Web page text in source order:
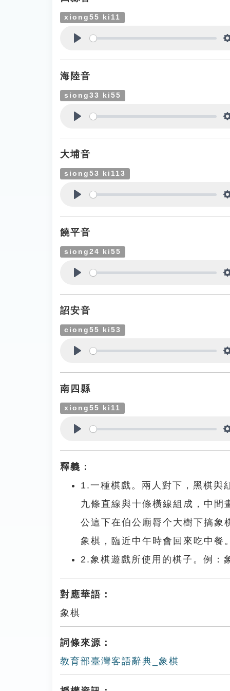
xiong55 ki11
海陸音
siong33 ki55
大埔音
siong53 ki113
饒平音
siong24 ki55
詔安音
ciong55 ki53
南四縣
xiong55 ki11
釋義：
1.一種棋戲。兩人對下，黑棋與
九條直線與十條橫線組成，中間
公這下在伯公廟脣个大樹下搞象
象棋，臨近中午時會回來吃中餐
2.象棋遊戲所使用的棋子。例：
對應華語：
象棋
詞條來源：
教育部臺灣客語辭典_象棋